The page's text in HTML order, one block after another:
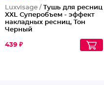
Luxvisage / Тушь для ресниц
XXL Суперобъем - эффект
накладных ресниц, Тон
Черный
439 ₽